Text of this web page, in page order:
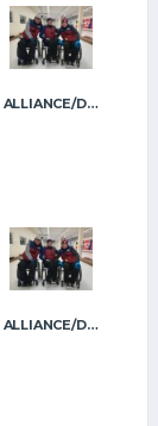
ALLIANCE/DIMBOVSKIS
ALLIANCE/DIMBOVSKIS